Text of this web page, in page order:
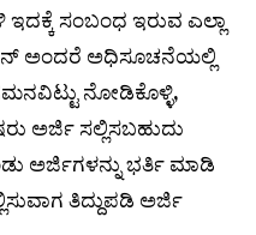
ಸಂಬಂಧ ಇರುವ ಎಲ್ಲಾ
ಅಂದರೆ ಅಧಿಸೂಚನೆಯಲ್ಲಿ
ನೋಡಿಕೊಳ್ಳಿ,
ಅರ್ಜಿ ಸಲ್ಲಿಸಬಹುದು
ಅರ್ಜಿಗಳನ್ನು ಭರ್ತಿ ಮಾಡಿ
ತಿದ್ದುಪಡಿ ಅರ್ಜಿ